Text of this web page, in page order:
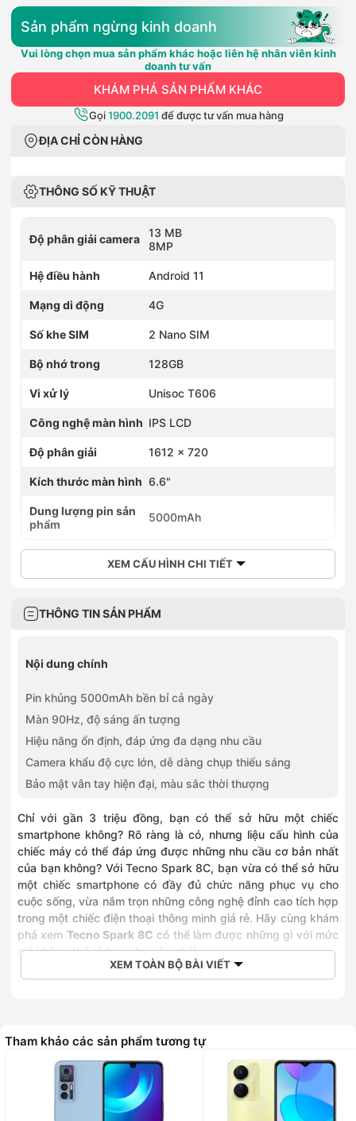
Sản phẩm ngừng kinh doanh
Vui lòng chọn mua sản phẩm khác hoặc liên hệ nhân viên kinh
doanh tư vấn
KHÁM PHÁ SẢN PHẨM KHÁC
Gọi1900.2091 để được tư vấn mua hàng
ĐỊA CHỈ CÒN HÀNG
THÔNG SỐ KỸ THUẬT
Độ phân giải camera
13 MB
8MP
Hệ điều hành Android 11
Mạng di động 4G
Số khe SIM 2 Nano SIM
Bộ nhớ trong 128GB
Vi xử lý Unisoc T606
Công nghệ màn hình IPS LCD
Độ phân giải 1612 x 720
Kích thước màn hình 6.6"
Dung lượng pin sản
phẩm
5000mAh
XEM CẤU HÌNH CHI TIẾT
THÔNG TIN SẢN PHẨM
Nội dung chính
Pin khủng 5000mAh bền bỉ cả ngày
Màn 90Hz, độ sáng ấn tượng
Hiệu năng ổn định, đáp ứng đa dạng nhu cầu
Camera khẩu độ cực lớn, dễ dàng chụp thiếu sáng
Bảo mật vân tay hiện đại, màu sắc thời thượng
Chỉ với gần 3 triệu đồng, bạn có thể sở hữu một chiếc
smartphone không? Rõ ràng là có, nhưng liệu cấu hình của
chiếc máy có thể đáp ứng được những nhu cầu cơ bản nhất
của bạn không? Với Tecno Spark 8C, bạn vừa có thể sở hữu
một chiếc smartphone có đầy đủ chức năng phục vụ cho
cuộc sống, vừa nắm trọn những công nghệ đỉnh cao tích hợp
trong một chiếc điện thoại thông minh giá rẻ. Hãy cùng khám
phá xem Tecno Spark 8C có thể làm được những gì với mức
giá không thể rẻ hơn như vậy nhé!
Pin khủng 5000mAh bền bỉ cả ngày
mang theo bộ sạc hoặc chiếc sạc dự phòng bên mình. Do
đó, bạn cần một chiếc smartphone có thời lượng pin đủ để
đáp ứng nhu cầu sử dụng trong ít nhất là một ngày. Tecno
Spark 8C được trang bị thời lượng pin lên tới 5000mAh.
XEM TOÀN BỘ BÀI VIẾT
Tham khảo các sản phẩm tương tự